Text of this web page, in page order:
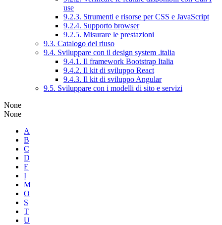
use
9.2.3. Strumenti e risorse per CSS e JavaScript
9.2.4. Supporto browser
9.2.5. Misurare le prestazioni
9.3. Catalogo del riuso
9.4. Sviluppare con il design system .italia
9.4.1. Il framework Bootstrap Italia
9.4.2. Il kit di sviluppo React
9.4.3. Il kit di sviluppo Angular
9.5. Sviluppare con i modelli di sito e servizi
None
None
A
B
C
D
E
I
M
O
S
T
U